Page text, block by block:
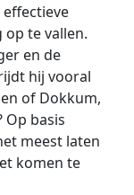
te vallen.
en de
hij vooral
of Dokkum,
basis
meest laten
komen te